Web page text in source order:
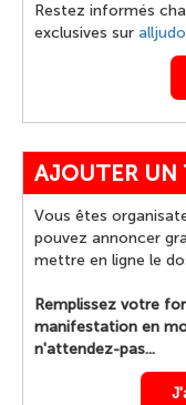
Restez informés
exclusives sur
AJOUTER UN
Vous êtes
pouvez annoncer
mettre en ligne le
Remplissez votre
manifestation en
n'attendez-pas...